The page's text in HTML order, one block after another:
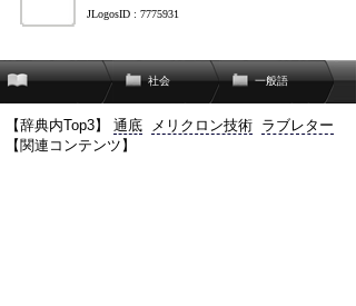
JLogosID : 7775931
社会 一般語
【辞典内Top3】 通底 メリクロン技術 ラブレター
【関連コンテンツ】